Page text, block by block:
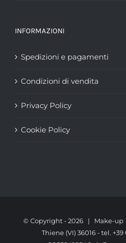
INFORMAZIONI
Spedizioni e pagamenti
Condizioni di vendita
Privacy Policy
Cookie Policy
© Copyright -2026 | Make-up
Thiene (VI) 36016 - tel. +39